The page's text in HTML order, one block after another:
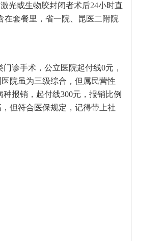
光或生物胶封闭者术后24小时直
在套餐里，省一院、昆医二附院
诊手术，公立医院起付线0元，
院虽为三级综合，但属民营性
报销，起付线300元，报销比例
但符合医保规定，记得带上社